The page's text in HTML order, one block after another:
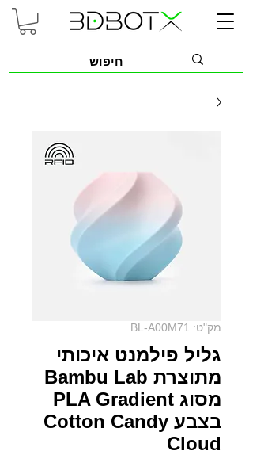
מק"ט: BL-A00M71
גליל פילמנט איכותי
מתוצרת Bambu Lab
מסוג PLA Gradient
בצבע Cotton Candy
Cloud